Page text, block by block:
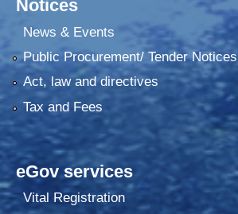
Notices
News & Events
Public Procurement/ Tender Notices
Act, law and directives
Tax and Fees
eGov services
Vital Registration